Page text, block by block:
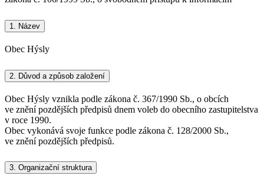
1. Název
Obec Hýsly
2. Důvod a způsob založení
Obec Hýsly vznikla podle zákona č. 367/1990 Sb., o obcích
ve znění pozdějších předpisů dnem voleb do obecního zastupitelstva
v roce 1990.
Obec vykonává svoje funkce podle zákona č. 128/2000 Sb.,
ve znění pozdějších předpisů.
3. Organizační struktura